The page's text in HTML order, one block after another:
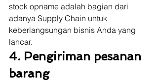
stock opname adalah bagian dari
adanya Supply Chain untuk
keberlangsungan bisnis Anda yang
lancar.
4. Pengiriman pesanan
barang